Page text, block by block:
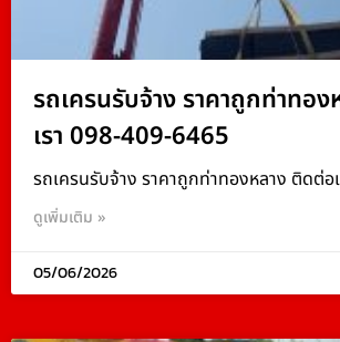
รถเครนรับจ้าง ราคาถูกท่าทอ
เรา 098-409-6465
รถเครนรับจ้าง ราคาถูกท่าทองหลาง ติดต่อ
ดูเพิ่มเติม »
05/06/2026